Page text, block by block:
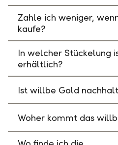
Zahle ich weniger,
kaufe?
In welcher Stückelung
erhältlich?
Ist willbe Gold
Woher kommt das